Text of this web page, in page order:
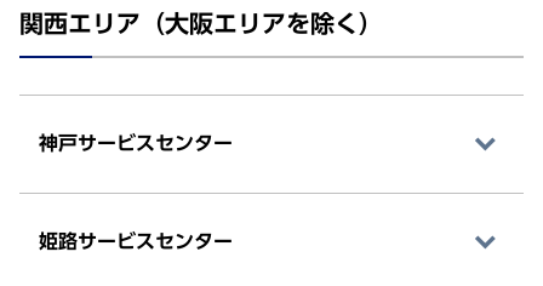
関西エリア（大阪エリアを除く）
神戸サービスセンター
姫路サービスセンター